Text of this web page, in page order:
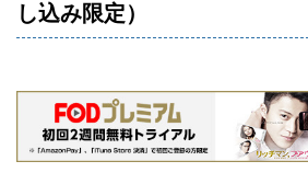
し込み限定）